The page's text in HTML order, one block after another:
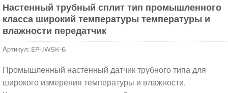
Настенный трубный сплит тип промышленного
класса широкий температуры температуры и
влажности передатчик
Артикул: EP-JWSK-6
Промышленный настенный датчик трубного типа для
широкого измерения температуры и влажности.